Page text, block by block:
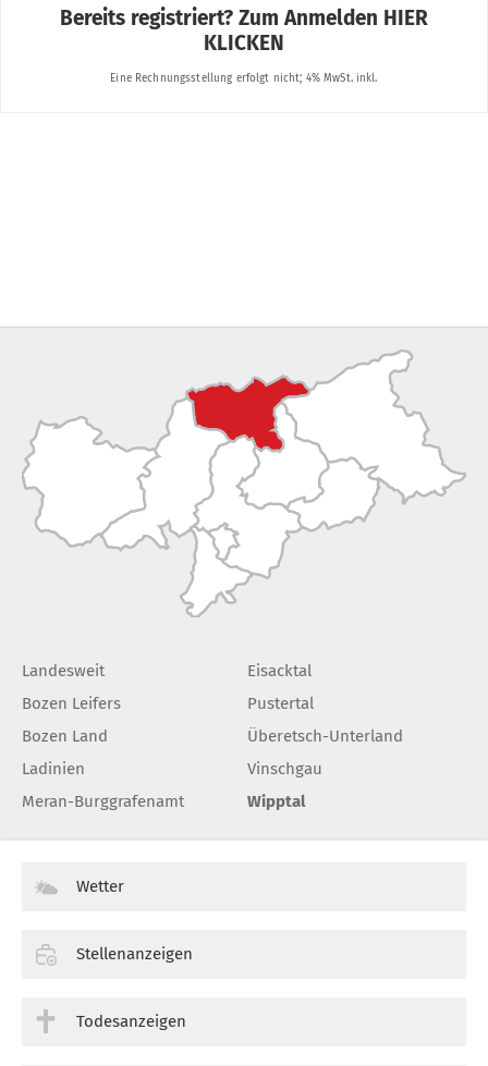
Landesweit
Bozen Leifers
Bozen Land
Ladinien
Meran-Burggrafenamt
Eisacktal
Pustertal
Überetsch-Unterland
Vinschgau
Wipptal
Wetter
Stellenanzeigen
Todesanzeigen